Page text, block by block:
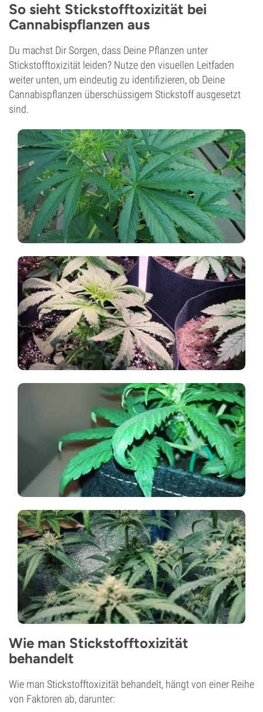
So sieht Stickstofftoxizität bei
Cannabispflanzen aus
Du machst Dir Sorgen, dass Deine Pflanzen unter
Stickstofftoxizität leiden? Nutze den visuellen Leitfaden
weiter unten, um eindeutig zu identifizieren, ob Deine
Cannabispflanzen überschüssigem Stickstoff ausgesetzt
sind.
Wie man Stickstofftoxizität
behandelt
Wie man Stickstofftoxizität behandelt, hängt von einer Reihe
von Faktoren ab, darunter: